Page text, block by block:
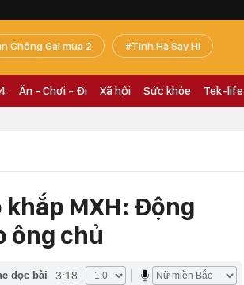
Chông Gai mùa 2 Tinh Hà Say Hi
Ăn - Chơi - Đi Xã hội Sức khỏe Tek-life
khắp MXH: Động
ông chủ
đọc bài 3:18